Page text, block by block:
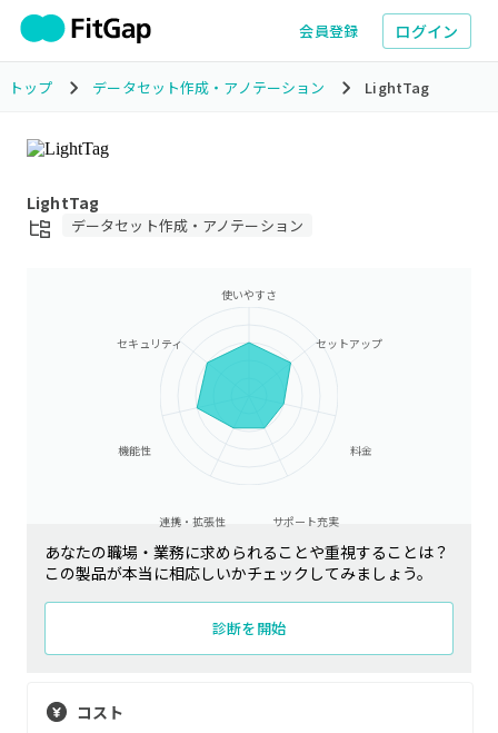
会員登録 ログイン
トップ データセット作成・アノテーション LightTag
LightTag
データセット作成・アノテーション
使いやすさ
セットアップ
料金
サポート充実
連携・拡張性
機能性
セキュリティ
あなたの職場・業務に求められることや重視することは？
この製品が本当に相応しいかチェックしてみましょう。
診断を開始
コスト